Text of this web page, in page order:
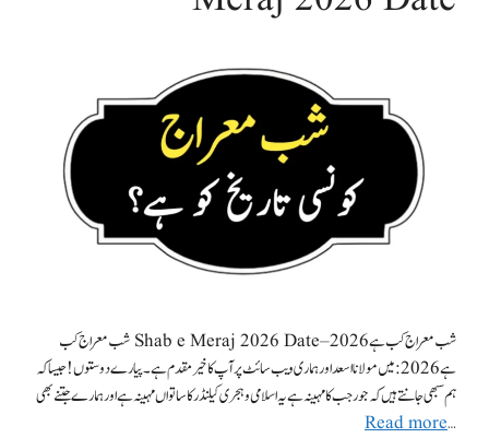
شب معراج کب ہے 2026 – Shab e Meraj 2026 Date شب معراج کب
ہے 2026:میں مولانا اسعد اور ہماری ویب سائٹ پر آپ کا خیر مقدم ہے۔پیارے دوستوں !جیسا کہ
ہم سبھی جانتے ہیں کہ جو رجب کا مہینہ ہے یہ اسلامی و ہجری کیلنڈر کا ساتواں مہینہ ہے اور ہمارے جتنے بھی
…
Read more